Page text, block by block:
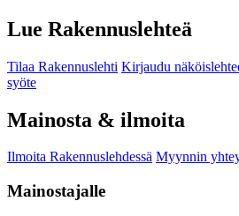
Lue Rakennuslehteä
Tilaa Rakennuslehti Kirjaudu
syöte
Mainosta & ilmoita
Ilmoita Rakennuslehdessä Myynnin
Mainostajalle